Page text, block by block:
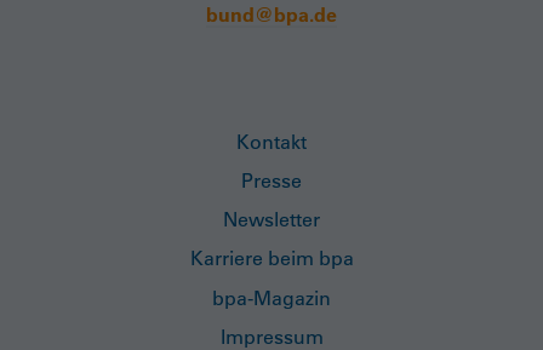
bund@bpa.de
Kontakt
Presse
Newsletter
Karriere beim bpa
bpa-Magazin
Impressum